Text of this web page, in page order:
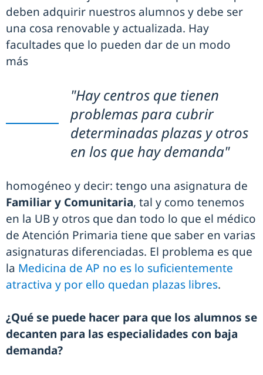
deben adquirir nuestros alumnos y debe ser
una cosa renovable y actualizada. Hay
facultades que lo pueden dar de un modo
más
"Hay centros que tienen
problemas para cubrir
determinadas plazas y otros
en los que hay demanda"
homogéneo y decir: tengo una asignatura de
Familiar y Comunitaria, tal y como tenemos
en la UB y otros que dan todo lo que el médico
de Atención Primaria tiene que saber en varias
asignaturas diferenciadas. El problema es que
la Medicina de AP no es lo suficientemente
atractiva y por ello quedan plazas libres.
¿Qué se puede hacer para que los alumnos se
decanten para las especialidades con baja
demanda?